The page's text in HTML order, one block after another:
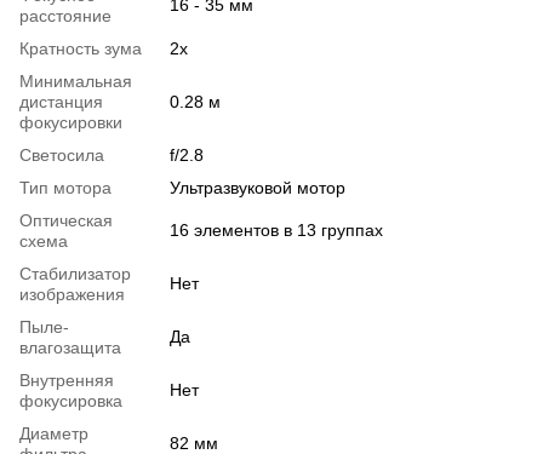
расстояние
16 - 35 мм
Кратность зума
2x
Минимальная
дистанция
фокусировки
0.28 м
Светосила
f/2.8
Тип мотора
Ультразвуковой мотор
Оптическая
схема
16 элементов в 13 группах
Стабилизатор
изображения
Нет
Пыле-
влагозащита
Да
Внутренняя
фокусировка
Нет
Диаметр
82 мм